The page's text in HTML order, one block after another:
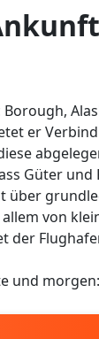
er
Güter
von
der
und morgen: